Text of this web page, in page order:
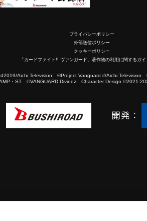
プライバシーポリシー
外部送信ポリシー
クッキーポリシー
「カードファイト!! ヴァンガード」著作物の利用に関するガイ
Aichi Television ©Project Vanguard if/Aichi
・ST ©VANGUARD Divinez Character Design ©2021-